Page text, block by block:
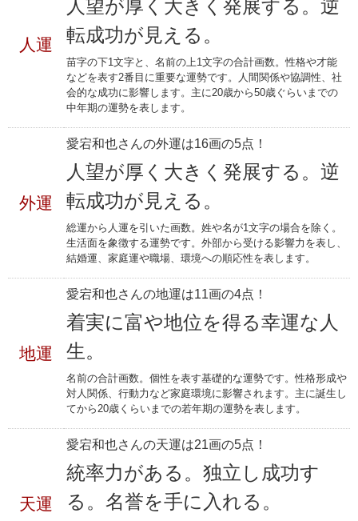
人運
人望が厚く大きく発展する。逆
転成功が見える。
苗字の下1文字と、名前の上1文字の合計画数。性格や才能
などを表す2番目に重要な運勢です。人間関係や協調性、社
会的な成功に影響します。主に20歳から50歳ぐらいまでの
中年期の運勢を表します。
外運
愛宕和也さんの外運は16画の5点！
人望が厚く大きく発展する。逆
転成功が見える。
総運から人運を引いた画数。姓や名が1文字の場合を除く。
生活面を象徴する運勢です。外部から受ける影響力を表し、
結婚運、家庭運や職場、環境への順応性を表します。
地運
愛宕和也さんの地運は11画の4点！
着実に富や地位を得る幸運な人
生。
名前の合計画数。個性を表す基礎的な運勢です。性格形成や
対人関係、行動力など家庭環境に影響されます。主に誕生し
てから20歳くらいまでの若年期の運勢を表します。
天運
愛宕和也さんの天運は21画の5点！
統率力がある。独立し成功す
る。名誉を手に入れる。